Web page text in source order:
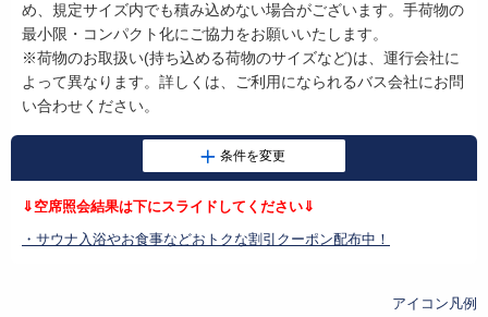
め、規定サイズ内でも積み込めない場合がございます。手荷物の
最小限・コンパクト化にご協力をお願いいたします。
※荷物のお取扱い(持ち込める荷物のサイズなど)は、運行会社に
よって異なります。詳しくは、ご利用になられるバス会社にお問
い合わせください。
⇓空席照会結果は下にスライドしてください⇓
・サウナ入浴やお食事などおトクな割引クーポン配布中！
アイコン凡例